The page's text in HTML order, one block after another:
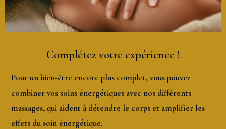
Complétez votre expérience !
Pour un bien-être encore plus complet, vous pouvez
combiner vos soins énergétiques avec nos différents
massages, qui aident à détendre le corps et amplifier les
effets du soin énergétique.